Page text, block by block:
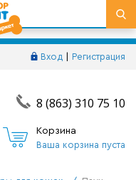
Вход Регистрация
8 (863) 310 75 10
Корзина
Ваша корзина пуста